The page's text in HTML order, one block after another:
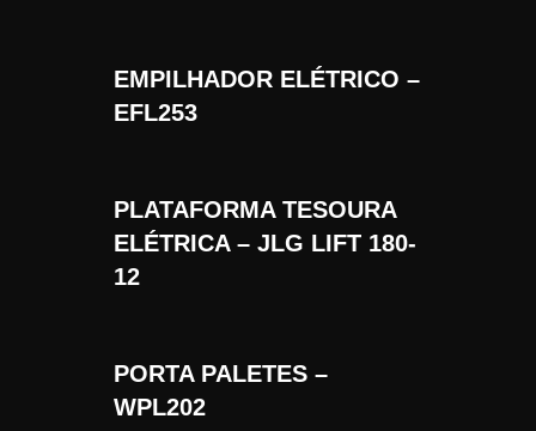
EMPILHADOR ELÉTRICO –
EFL253
PLATAFORMA TESOURA
ELÉTRICA – JLG LIFT 180-
12
PORTA PALETES –
WPL202